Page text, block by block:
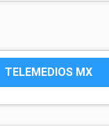
TELEMEDIOS MX